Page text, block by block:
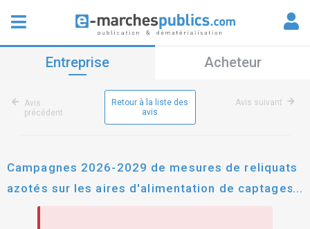
Entreprise Acheteur
Avis
précédent
Retour à la liste des
avis
Avis suivant
Campagnes 2026-2029 de mesures de reliquats
azotés sur les aires d'alimentation de captages
du gâtinais montargois